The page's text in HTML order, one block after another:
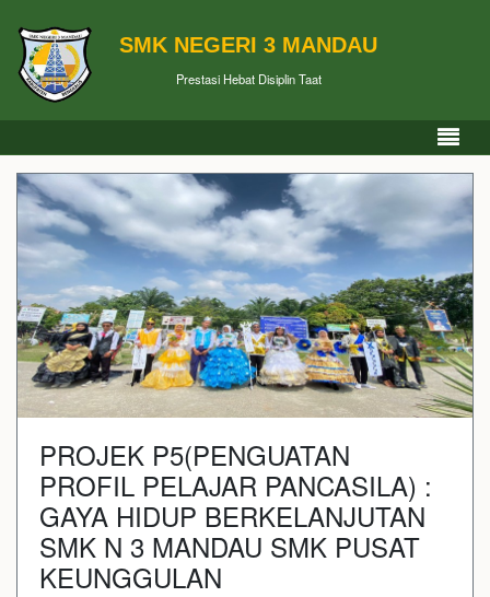
SMK NEGERI 3 MANDAU
Prestasi Hebat Disiplin Taat
PROJEK P5(PENGUATAN
PROFIL PELAJAR PANCASILA) :
GAYA HIDUP BERKELANJUTAN
SMK N 3 MANDAU SMK PUSAT
KEUNGGULAN